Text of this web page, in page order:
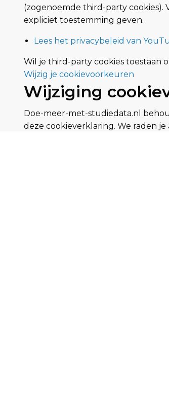
(zogenoemde third-party cookies).
expliciet toestemming geven.
Lees het privacybeleid van
Wil je third-party cookies toestaan
Wijzig je cookievoorkeuren
Wijziging
Doe-meer-met-studiedata.nl
deze cookieverklaring. We raden